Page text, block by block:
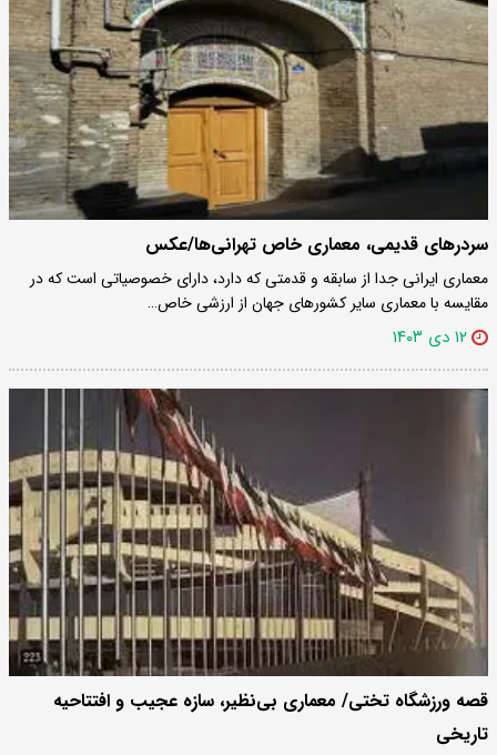
سردرهای قدیمی، معماری خاص تهرانی‌ها/عکس
معماری ایرانی جدا از سابقه‌ و قدمتی که دارد، دارای خصوصیاتی است که در
مقایسه با معماری سایر کشورهای جهان از ارزشی خاص…
۱۲ دی ۱۴۰۳
قصه ورزشگاه تختی/ معماری بی‌نظیر، سازه عجیب و افتتاحیه
تاریخی